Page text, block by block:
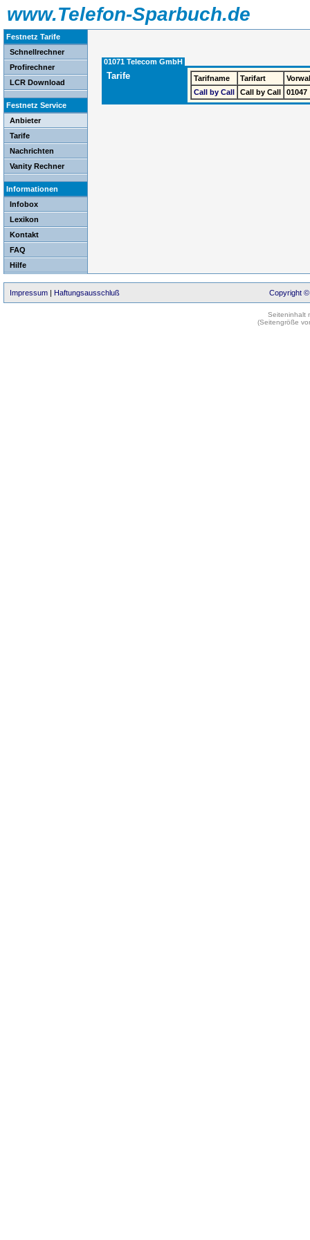
www.Telefon-Sparbuch.de
Festnetz Tarife
Schnellrechner
Profirechner
LCR Download
Festnetz Service
Anbieter
Tarife
Nachrichten
Vanity Rechner
Informationen
Infobox
Lexikon
Kontakt
FAQ
Hilfe
01071 Telecom GmbH
Tarife Tarifname Tarifart
Call by Call
Call by Call 01047
Impressum | Haftungsausschluß Copyright ©
Seiteninhalt
(Seitengröße